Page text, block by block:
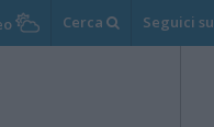
Cerca Seguici su